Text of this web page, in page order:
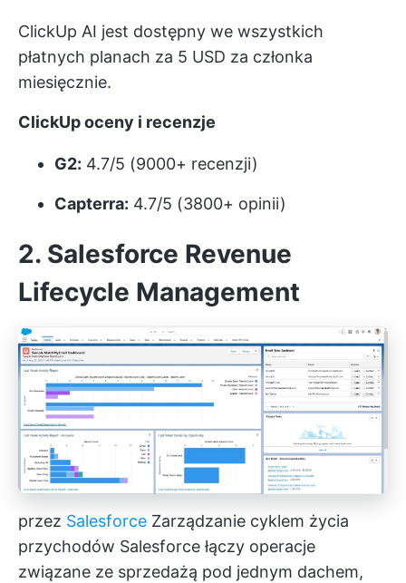
ClickUp AI jest dostępny we wszystkich
płatnych planach za 5 USD za członka
miesięcznie.
ClickUp oceny i recenzje
G2: 4.7/5 (9000+ recenzji)
Capterra: 4.7/5 (3800+ opinii)
2. Salesforce Revenue
Lifecycle Management
przez Salesforce Zarządzanie cyklem życia
przychodów Salesforce łączy operacje
związane ze sprzedażą pod jednym dachem,